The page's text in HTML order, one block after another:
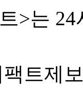
>는
팩트제